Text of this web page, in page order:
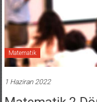
Matematik
1 Haziran 2022